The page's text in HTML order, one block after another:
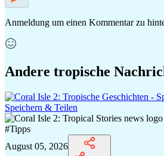
Anmeldung um einen Kommentar zu
Andere tropische
Speichern & Teilen
#Tipps
August 05, 2026